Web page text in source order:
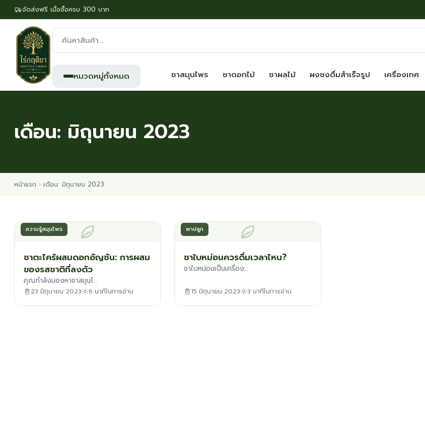
จัดส่งฟรี เมื่อซื้อครบ 300 บาท
ค้นหา
สินค้า:
หมวดหมู่ทั้งหมด ชาสมุนไพร ชาดอกไม้ ชาผลไม้ ผงชงดื่มสำเร็จรูป เครื่องเทศ
เดือน: มิถุนายน 2023
หน้าแรก เดือน: มิถุนายน 2023
ความรู้สมุนไพร
ชาตะไคร้ผสมดอกอัญชัน: การผสม
ของรสชาติที่ลงตัว
คุณกำลังมองหาชาสมุนไ…
23 มิถุนายน 2023 6 นาทีในการอ่าน
พาปลูก
ชาใบหม่อนควรดื่มเวลาไหน?
ชาใบหม่อนเป็นเครื่อง…
15 มิถุนายน 2023 3 นาทีในการอ่าน